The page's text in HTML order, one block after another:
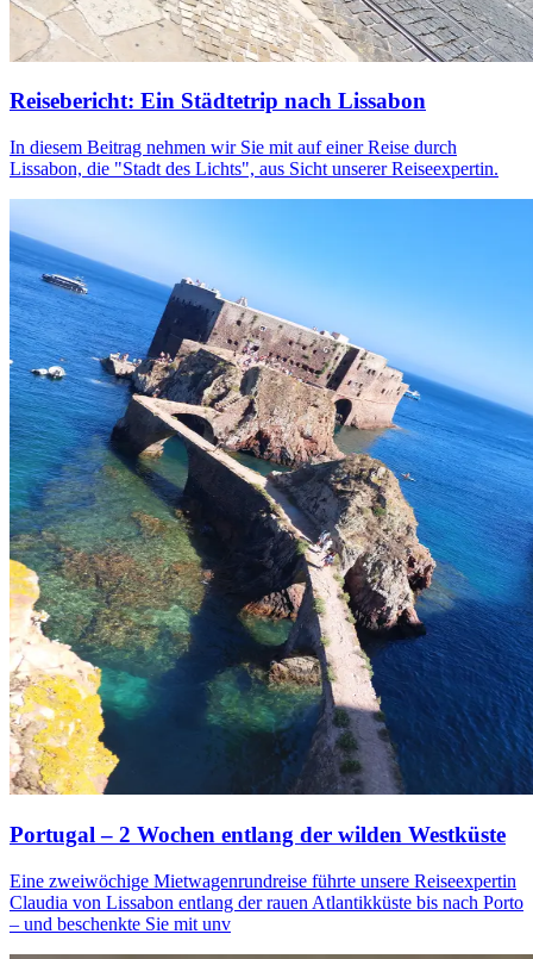
Reisebericht: Ein Städtetrip nach Lissabon
In diesem Beitrag nehmen wir Sie mit auf einer Reise durch
Lissabon, die "Stadt des Lichts", aus Sicht unserer Reiseexpertin.
Portugal – 2 Wochen entlang der wilden Westküste
Eine zweiwöchige Mietwagenrundreise führte unsere Reiseexpertin
Claudia von Lissabon entlang der rauen Atlantikküste bis nach Porto
– und beschenkte Sie mit unv